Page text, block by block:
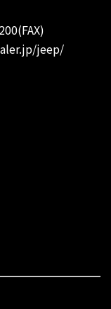
jeep/